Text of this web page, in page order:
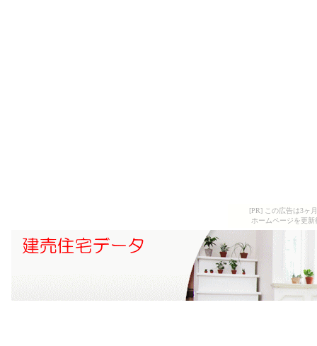
[PR] この広告は3ヶ
ホームページを更